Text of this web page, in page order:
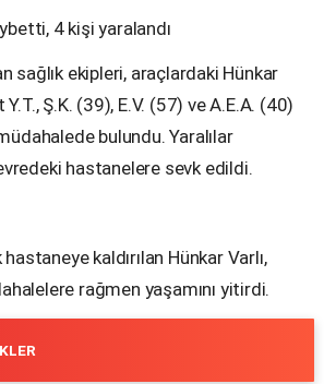
4 kişi yaralandı
sağlık ekipleri, araçlardaki Hünkar
Ş.K. (39), E.V. (57) ve A.E.A. (40)
bulundu. Yaralılar
hastanelere sevk edildi.
kaldırılan Hünkar Varlı,
rağmen yaşamını yitirdi.